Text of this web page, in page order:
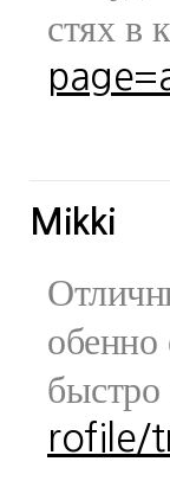
стях в
Mikki
обенно
быстро
rofile/